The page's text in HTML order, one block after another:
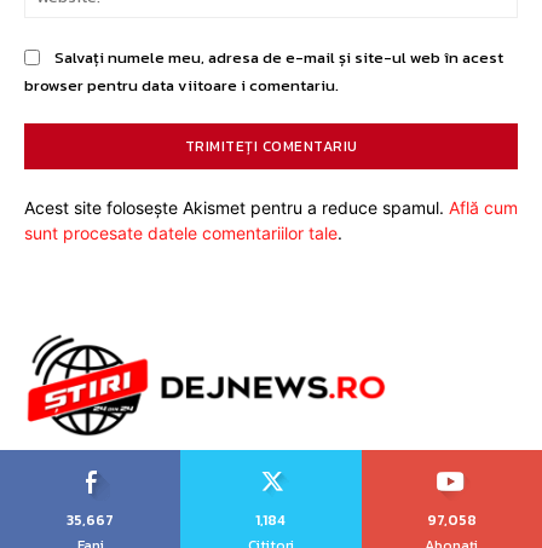
Salvați numele meu, adresa de e-mail și site-ul web în acest
browser pentru data viitoare i comentariu.
Acest site folosește Akismet pentru a reduce spamul. Află cum
sunt procesate datele comentariilor tale.
35,667
1,184
97,058